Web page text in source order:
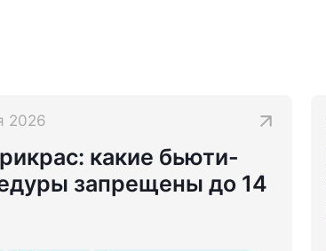
2026
какие бьюти-
запрещены до 14